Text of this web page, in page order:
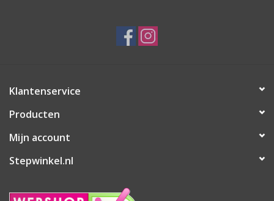
Klantenservice
Producten
Mijn account
Stepwinkel.nl